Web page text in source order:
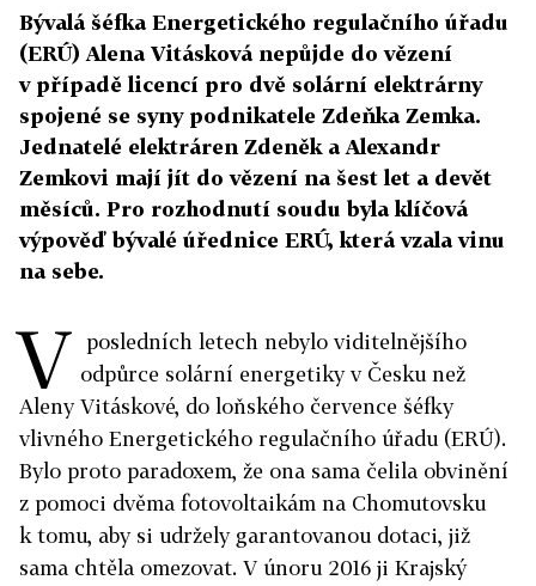
Bývalá šéfka Energetického regulačního úřadu
(ERÚ) Alena Vitásková nepůjde do vězení
v případě licencí pro dvě solární elektrárny
spojené se syny podnikatele Zdeňka Zemka.
Jednatelé elektráren Zdeněk a Alexandr
Zemkovi mají jít do vězení na šest let a devět
měsíců. Pro rozhodnutí soudu byla klíčová
výpověď bývalé úřednice ERÚ, která vzala vinu
na sebe.
V posledních letech nebylo viditelnějšího
odpůrce solární energetiky v Česku než
Aleny Vitáskové, do loňského července šéfky
vlivného Energetického regulačního úřadu (ERÚ).
Bylo proto paradoxem, že ona sama čelila obvinění
z pomoci dvěma fotovoltaikám na Chomutovsku
k tomu, aby si udržely garantovanou dotaci, již
sama chtěla omezovat. V únoru 2016 ji Krajský